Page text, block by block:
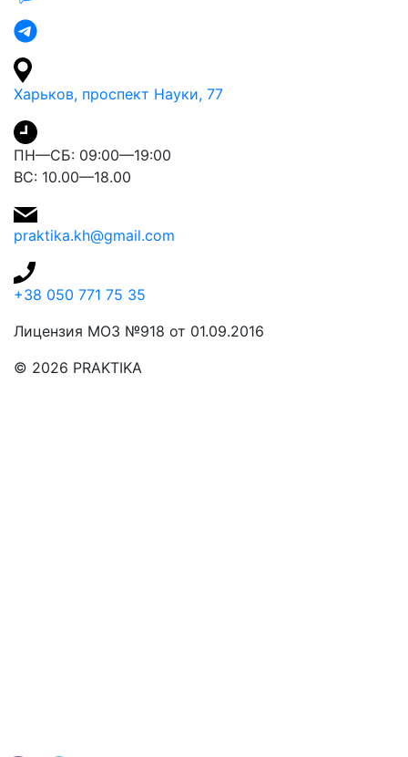
Харьков, проспект Науки, 77
ПН—СБ: 09:00—19:00
ВС: 10.00—18.00
praktika.kh@gmail.com
+38 050 771 75 35
Лицензия МОЗ №918 от 01.09.2016
© 2026 PRAKTIKA